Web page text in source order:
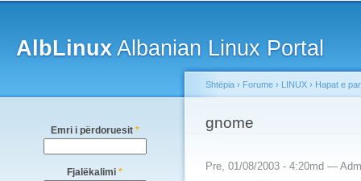
AlbLinuxAlbanian Linux Portal
Emri i përdoruesit *
Fjalëkalimi *
You are here
Shtëpia › Forume › LINUX › Hapat e
gnome
Pre, 01/08/2003 - 4:20md —